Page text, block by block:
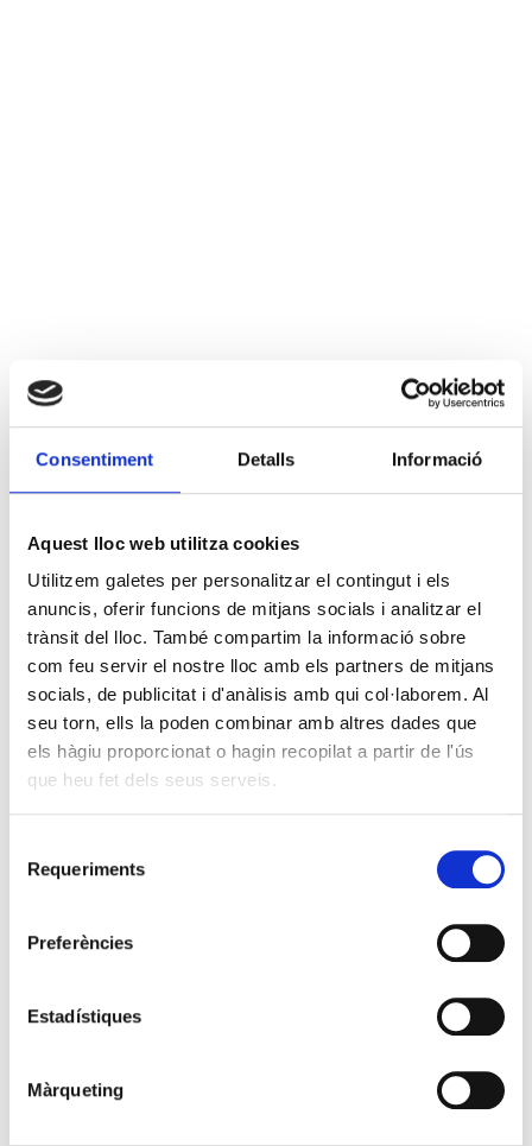
Consentiment Detalls Informació
Aquest lloc web utilitza cookies
Utilitzem galetes per personalitzar el contingut i els
anuncis, oferir funcions de mitjans socials i analitzar el
trànsit del lloc. També compartim la informació sobre
com feu servir el nostre lloc amb els partners de mitjans
socials, de publicitat i d'anàlisis amb qui col·laborem. Al
seu torn, ells la poden combinar amb altres dades que
els hàgiu proporcionat o hagin recopilat a partir de l'ús
que heu fet dels seus serveis.
Requeriments
Preferències
Estadístiques
Màrqueting